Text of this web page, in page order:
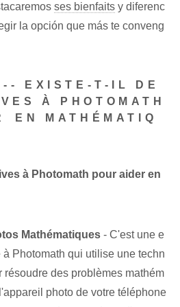
ses bienfaits y diferenc
la opción que más te conveng
EXISTE-T-IL‌ DE
À PHOTOMATH
EN MATHÉMATIQ
à Photomath pour aider en
Mathématiques ‍- ‍C'est une e
Photomath qui utilise une techn
des problèmes mathém
photo de votre téléphone